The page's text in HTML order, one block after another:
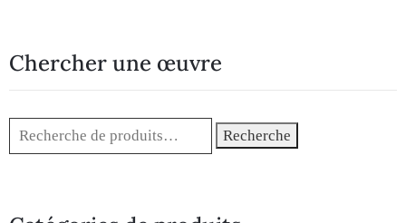
Chercher une œuvre
Recherche